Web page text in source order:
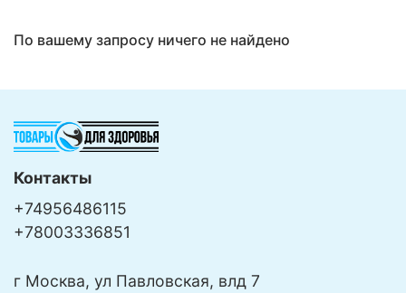
По вашему запросу ничего не найдено
Контакты
+74956486115
+78003336851
г Москва, ул Павловская, влд 7